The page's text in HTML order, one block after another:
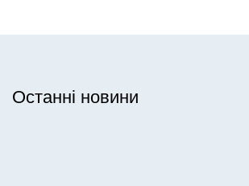
Останні новини